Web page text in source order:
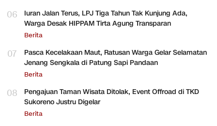
06
Iuran Jalan Terus, LPJ Tiga Tahun Tak Kunjung Ada,
Warga Desak HIPPAM Tirta Agung Transparan
Berita
07
Pasca Kecelakaan Maut, Ratusan Warga Gelar Selamatan
Jenang Sengkala di Patung Sapi Pandaan
Berita
08
Pengajuan Taman Wisata Ditolak, Event Offroad di TKD
Sukoreno Justru Digelar
Berita